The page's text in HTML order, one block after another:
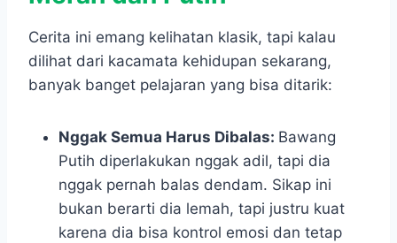
Cerita ini emang kelihatan klasik, tapi kalau
dilihat dari kacamata kehidupan sekarang,
banyak banget pelajaran yang bisa ditarik:
Nggak Semua Harus Dibalas: Bawang
Putih diperlakukan nggak adil, tapi dia
nggak pernah balas dendam. Sikap ini
bukan berarti dia lemah, tapi justru kuat
karena dia bisa kontrol emosi dan tetap